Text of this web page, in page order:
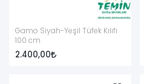
Gamo Siyah-Yeşil Tüfek Kılıfı
100 cm
2.400,00